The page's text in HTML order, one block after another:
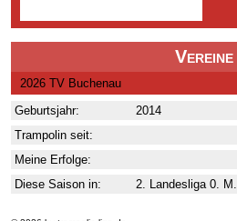
Vereine
2026 TV Buchenau
Geburtsjahr:
2014
Trampolin seit:
Meine Erfolge:
Diese Saison in:
2. Landesliga 0. M.